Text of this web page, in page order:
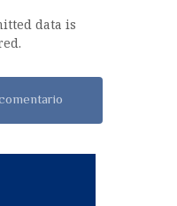
data is